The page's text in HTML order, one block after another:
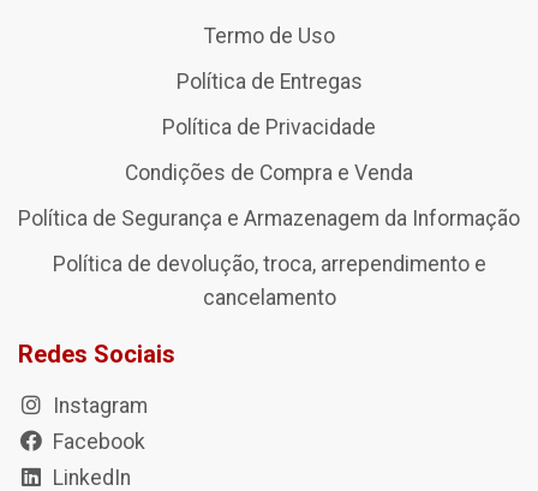
Termo de Uso
Política de Entregas
Política de Privacidade
Condições de Compra e Venda
Política de Segurança e Armazenagem da Informação
Política de devolução, troca, arrependimento e
cancelamento
Redes Sociais
Instagram
Facebook
LinkedIn